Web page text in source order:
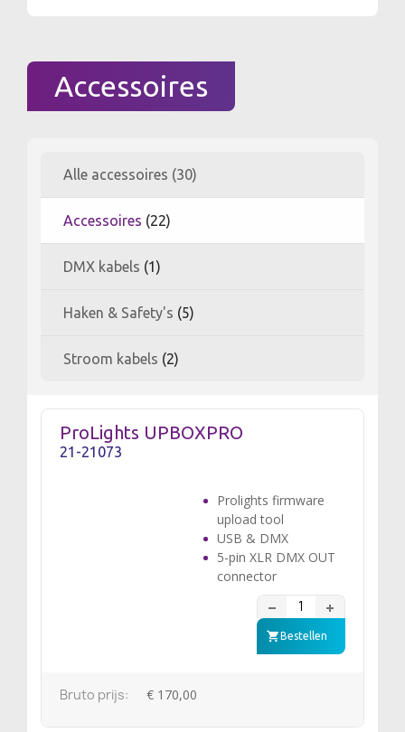
Accessoires
Alle accessoires (30)
Accessoires (22)
DMX kabels (1)
Haken & Safety's (5)
Stroom kabels (2)
ProLights UPBOXPRO
21-21073
Prolights firmware
upload tool
USB & DMX
5-pin XLR DMX OUT
connector
Bestellen
Bruto prijs: € 170,00